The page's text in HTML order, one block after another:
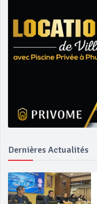
Dernières Actualités